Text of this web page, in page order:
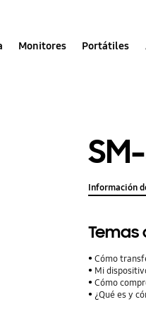
Monitores Portátiles
Información
Temas
Cómo
Mi
Cómo
¿Qué es y